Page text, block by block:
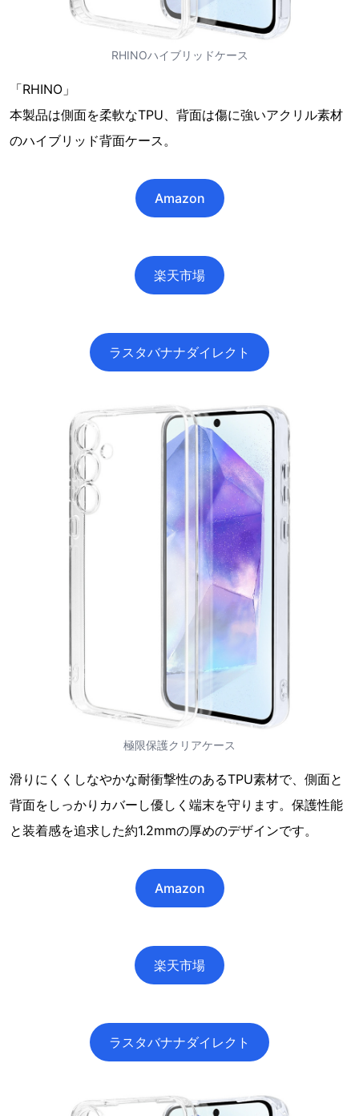
RHINOハイブリッドケース
「RHINO」
本製品は側面を柔軟なTPU、背面は傷に強いアクリル素材
のハイブリッド背面ケース。
Amazon
楽天市場
ラスタバナナダイレクト
極限保護クリアケース
滑りにくくしなやかな耐衝撃性のあるTPU素材で、側面と
背面をしっかりカバーし優しく端末を守ります。保護性能
と装着感を追求した約1.2mmの厚めのデザインです。
Amazon
楽天市場
ラスタバナナダイレクト